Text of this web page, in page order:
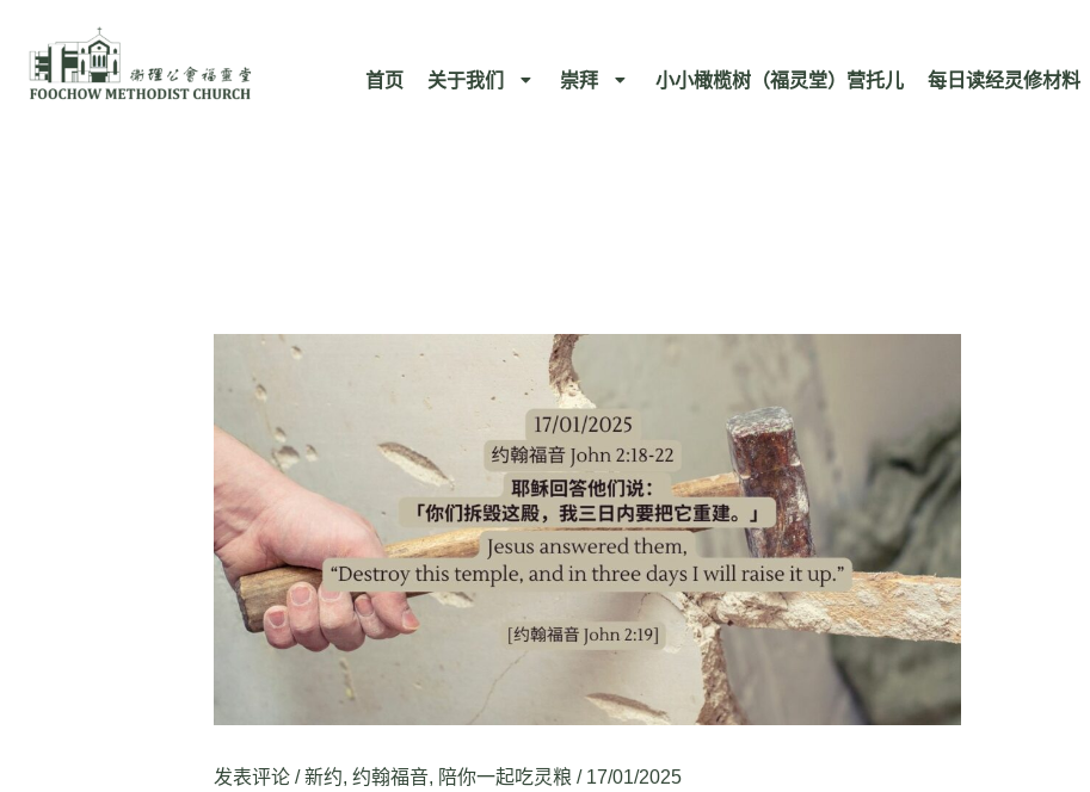
首页 关于我们 崇拜 小小橄榄树（福灵堂）营托儿 每日读经灵修材料
发表评论 /新约, 约翰福音, 陪你一起吃灵粮 / 17/01/2025